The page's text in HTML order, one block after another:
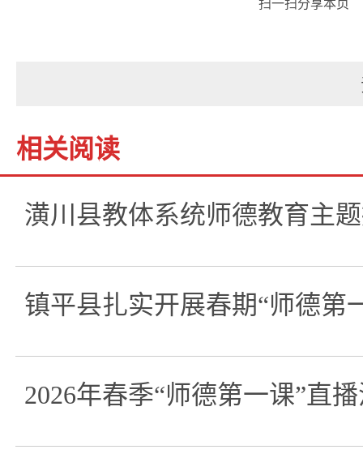
扫一扫分享本页
相关阅读
潢川县教体系统师德教育主
镇平县扎实开展春期“师德第
2026年春季“师德第一课”直